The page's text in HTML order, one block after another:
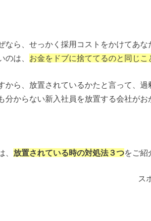
なら、せっかく採用コストをかけてあ
のは、 お金をドブに捨ててるのと同じこ
から、放置されているかたと言って、
分からない新入社員を放置する会社がお
、 放置されている時の対処法３つをご紹
ス